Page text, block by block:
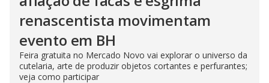
renascentista movimentam
evento em BH
Feira gratuita no Mercado Novo vai explorar o universo da
cutelaria, arte de produzir objetos cortantes e perfurantes;
veja como participar